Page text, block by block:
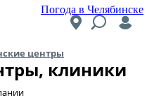
Погода в Челябинске
центры
клиники